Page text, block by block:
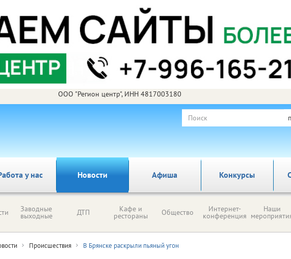
ООО "Регион центр", ИНН 4817003180
у нас Новости Афиша Конкурсы
Заводные
выходные ДТП Кафе и
рестораны Общество Интернет-
конференция
Наши
Происшествия В Брянске раскрыли пьяный угон